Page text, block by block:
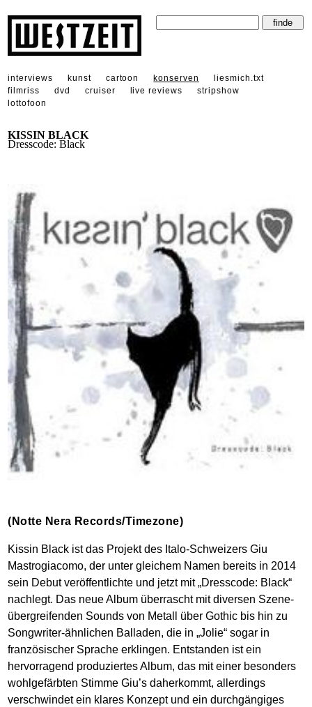
interviews kunst cartoon konserven
liesmich.txt
filmriss
dvd cruiser live reviews
stripshow
lottofoon
KISSIN BLACK
Dresscode: Black
(Notte Nera Records/Timezone)
Kissin Black ist das Projekt des Italo-Schweizers Giu
Mastrogiacomo, der unter gleichem Namen bereits in 2014
sein Debut veröffentlichte und jetzt mit „Dresscode: Black“
nachlegt. Das neue Album überrascht mit diversen Szene-
übergreifenden Sounds von Metall über Gothic bis hin zu
Songwriter-ähnlichen Balladen, die in „Jolie“ sogar in
französischer Sprache erklingen. Entstanden ist ein
hervorragend produziertes Album, das mit einer besonders
wohlgefärbten Stimme Giu’s daherkommt, allerdings
verschwindet ein klares Konzept und ein durchgängiges